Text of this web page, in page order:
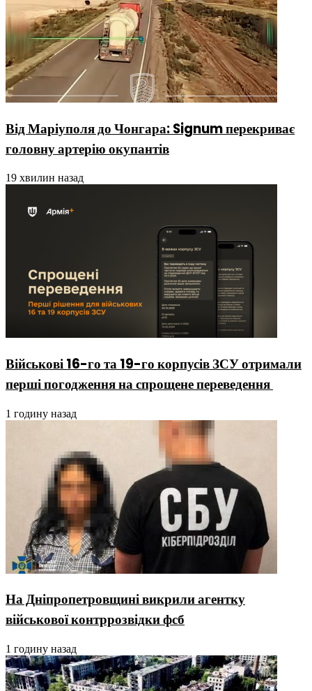
Від Маріуполя до Чонгара: Signum перекриває
головну артерію окупантів
19 хвилин назад
Військові 16-го та 19-го корпусів ЗСУ отримали
перші погодження на спрощене переведення
1 годину назад
На Дніпропетровщині викрили агентку
військової контррозвідки фсб
1 годину назад